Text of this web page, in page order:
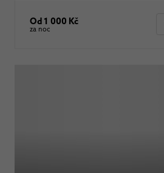
Od 1 000 Kč
za noc